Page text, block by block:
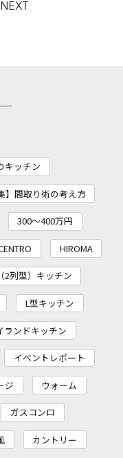
NEXT
キッチン
】間取り術の考え方
300～400万円
HIROMA
2列型）キッチン
L型キッチン
ランドキッチン
イベントレポート
ジ ウォーム
ガスコンロ
カントリー